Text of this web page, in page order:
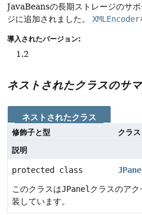
JavaBeansの長期ストレージのサ
ジに追加されました。
XMLEncoder
導入されたバージョン:
1.2
ネストされたクラスのサ
ネストされたクラス
修飾子と型
クラス
説明
protected class
このクラスはJPanel クラスのア
装しています。